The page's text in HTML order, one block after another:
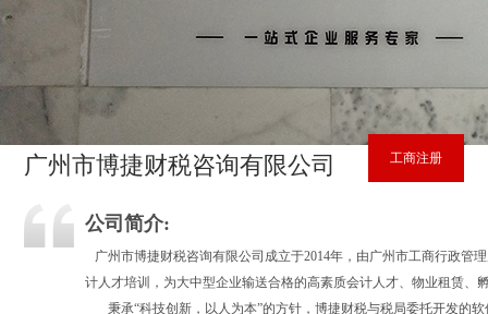
广州市博捷财税咨询有限公司
公司简介:
广州市博捷财税咨询有限公司成立于2014年，由广州市工商行政管
计人才培训，为大中型企业输送合格的高素质会计人才、物业租赁
秉承“科技创新，以人为本”的方针，博捷财税与税局委托开发的
工商注册